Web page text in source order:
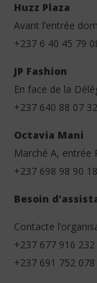
Huzz Plaza
Avant l’entrée
+237 6 40 45 79
JP Fashion
En face de la
+237 640 88 07 32
Octavia Mani
Marché A, entrée
+237 698 98 90 18
Besoin
Contacte
+237 677 916 232
+237 691 752 078